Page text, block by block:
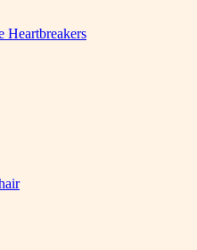
Heartbreakers